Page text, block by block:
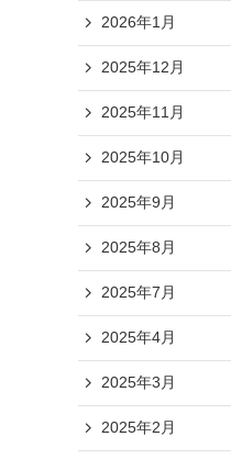
2026年1月
2025年12月
2025年11月
2025年10月
2025年9月
2025年8月
2025年7月
2025年4月
2025年3月
2025年2月